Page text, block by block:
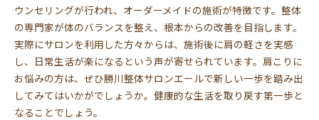
ウンセリングが行われ、オーダーメイドの施術が特徴です。整体
の専門家が体のバランスを整え、根本からの改善を目指します。
実際にサロンを利用した方々からは、施術後に肩の軽さを実感
し、日常生活が楽になるという声が寄せられています。肩こりに
お悩みの方は、ぜひ勝川整体サロンエールで新しい一歩を踏み出
してみてはいかがでしょうか。健康的な生活を取り戻す第一歩と
なることでしょう。